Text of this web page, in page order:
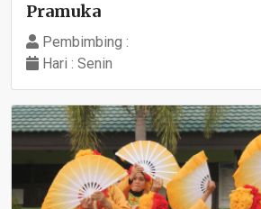
Pramuka
Pembimbing :
Hari : Senin